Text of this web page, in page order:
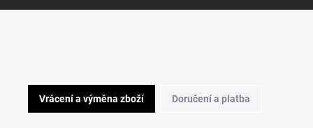
Vrácení a výměna zboží Doručení a platba